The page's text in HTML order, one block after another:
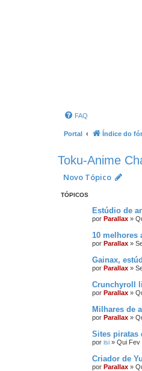
FAQ
Portal Índice do
Toku-Anime
Novo Tópico
TÓPICOS
Estúdio de
por Parallax »
10 melhores
por Parallax »
Gainax,
por Parallax »
Crunchyroll
por Parallax »
Milhares de
por Parallax »
Sites piratas
por isi » Qui Fev
Criador de
por Parallax »